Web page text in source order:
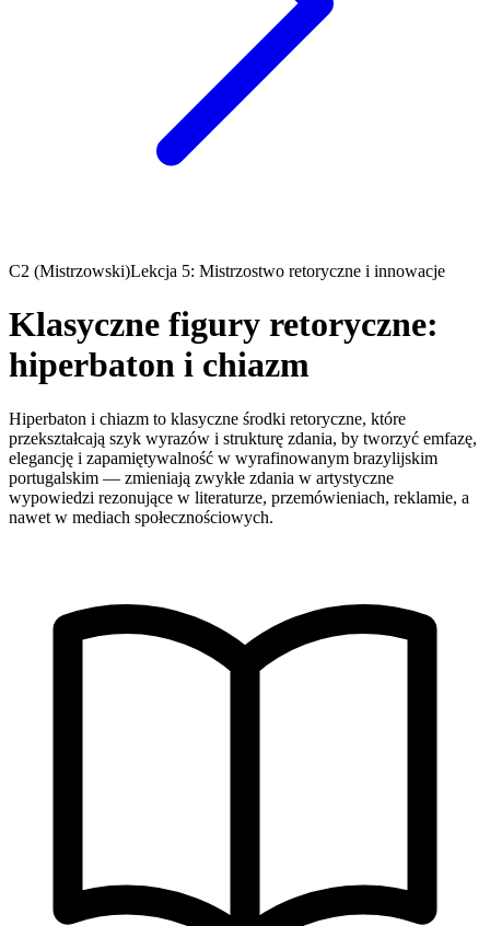
C2 (Mistrzowski)Lekcja 5: Mistrzostwo retoryczne i innowacje
Klasyczne figury retoryczne:
hiperbaton i chiazm
Hiperbaton i chiazm to klasyczne środki retoryczne, które
przekształcają szyk wyrazów i strukturę zdania, by tworzyć emfazę,
elegancję i zapamiętywalność w wyrafinowanym brazylijskim
portugalskim — zmieniają zwykłe zdania w artystyczne
wypowiedzi rezonujące w literaturze, przemówieniach, reklamie, a
nawet w mediach społecznościowych.